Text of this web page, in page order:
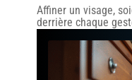
Affiner un visage,
derrière chaque